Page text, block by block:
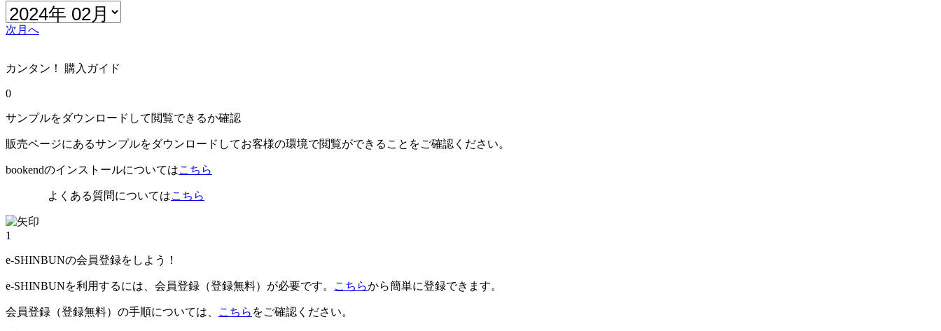
次月へ
カンタン！ 購入ガイド
0
サンプルをダウンロードして閲覧できるか確認
販売ページにあるサンプルをダウンロードしてお客様の環境で閲覧ができることをご確認ください。
bookendのインストールについてはこちら
よくある質問についてはこちら
1
e-SHINBUNの会員登録をしよう！
e-SHINBUNを利用するには、会員登録（登録無料）が必要です。 こちらから簡単に登録できます。
会員登録（登録無料）の手順については、 こちら をご確認ください。